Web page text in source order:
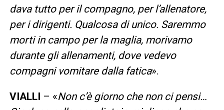
dava tutto per il compagno, per l’allenatore,
per i dirigenti. Qualcosa di unico. Saremmo
morti in campo per la maglia, morivamo
durante gli allenamenti, dove vedevo
compagni vomitare dalla fatica».
VIALLI – «Non c’è giorno che non ci pensi…